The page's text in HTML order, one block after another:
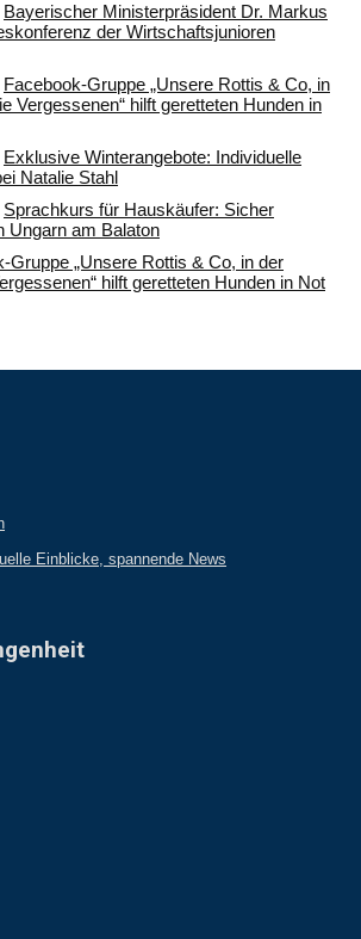
Bayerischer Ministerpräsident Dr. Markus
der Wirtschaftsjunioren
Facebook-Gruppe „Unsere Rottis & Co, in
Vergessenen“ hilft geretteten Hunden in
Exklusive Winterangebote: Individuelle
Natalie Stahl
Sprachkurs für Hauskäufer: Sicher
Ungarn am Balaton
Gruppe „Unsere Rottis & Co, in der
hilft geretteten Hunden in Not
Einblicke, spannende News